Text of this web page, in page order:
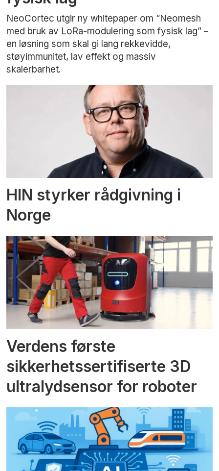
NeoCortec utgir ny whitepaper om “Neomesh
med bruk av LoRa-modulering som fysisk lag” –
en løsning som skal gi lang rekkevidde,
støyimmunitet, lav effekt og massiv
skalerbarhet.
HIN styrker rådgivning i
Norge
Verdens første
sikkerhetssertifiserte 3D
ultralydsensor for roboter